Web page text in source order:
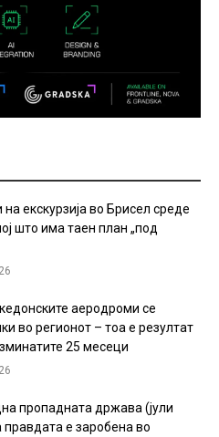
екскурзија во Брисел среде
што има таен план „под
аеродроми се
во регионот – тоа е резултат
25 месеци
пропадната држава (јули
е заробена во